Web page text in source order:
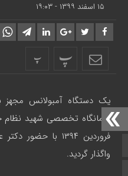
صفحه نخست
۱۵ اسفند ۱۳۹۹ - ۱۹:۰۳
پ پ
یک دستگاه آمبولانس مجهز
فروردین ۱۳۹۴ با
واگذار گردید.